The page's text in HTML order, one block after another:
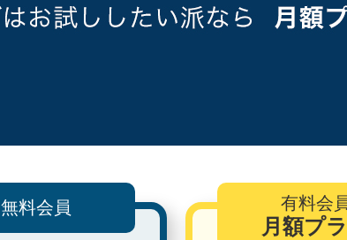
無料会員 有料会
月額プ